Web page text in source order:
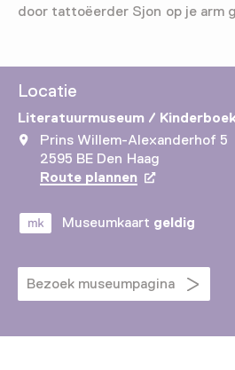
door tattoëerder Sjon op je arm
Locatie
Literatuurmuseum /
Prins Willem-Alexanderhof 5
2595 BE Den Haag
Route plannen Opent in een
Museumkaart geldig
Bezoek museumpagina